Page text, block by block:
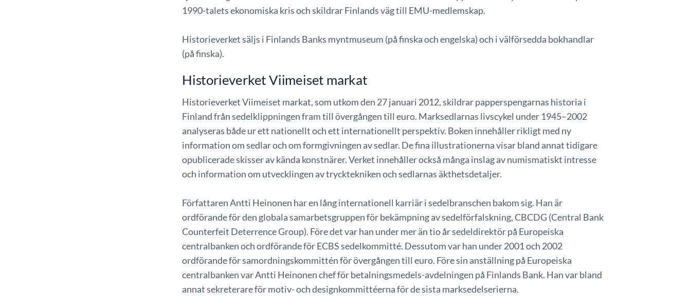
1990-talets ekonomiska kris och skildrar Finlands väg till EMU-medlemskap.
Historieverket säljs i Finlands Banks myntmuseum (på finska och engelska) och i välförsedda bokhandlar
(på finska).
Historieverket Viimeiset markat
Historieverket Viimeiset markat, som utkom den 27 januari 2012, skildrar papperspengarnas historia i
Finland från sedelklippningen fram till övergången till euro. Marksedlarnas livscykel under 1945–2002
analyseras både ur ett nationellt och ett internationellt perspektiv. Boken innehåller rikligt med ny
information om sedlar och om formgivningen av sedlar. De fina illustrationerna visar bland annat tidigare
opublicerade skisser av kända konstnärer. Verket innehåller också många inslag av numismatiskt intresse
och information om utvecklingen av trycktekniken och sedlarnas äkthetsdetaljer.
Författaren Antti Heinonen har en lång internationell karriär i sedelbranschen bakom sig. Han är
ordförande för den globala samarbetsgruppen för bekämpning av sedelförfalskning, CBCDG (Central Bank
Counterfeit Deterrence Group). Före det var han under mer än tio år sedeldirektör på Europeiska
centralbanken och ordförande för ECBS sedelkommitté. Dessutom var han under 2001 och 2002
ordförande för samordningskommittén för övergången till euro. Före sin anställning på Europeiska
centralbanken var Antti Heinonen chef för betalningsmedels-avdelningen på Finlands Bank. Han var bland
annat sekreterare för motiv- och designkommittéerna för de sista marksedelserierna.